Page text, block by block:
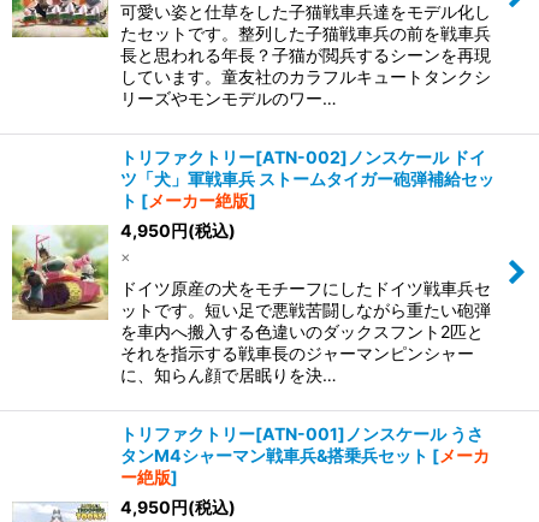
可愛い姿と仕草をした子猫戦車兵達をモデル化し
たセットです。整列した子猫戦車兵の前を戦車兵
長と思われる年長？子猫が閲兵するシーンを再現
しています。童友社のカラフルキュートタンクシ
リーズやモンモデルのワー…
トリファクトリー[ATN-002]ノンスケール ドイ
ツ「犬」軍戦車兵 ストームタイガー砲弾補給セッ
ト [メーカー絶版]
4,950円(税込)
×
ドイツ原産の犬をモチーフにしたドイツ戦車兵セ
ットです。 短い足で悪戦苦闘しながら重たい砲弾
を車内へ搬入する色違いのダックスフント2匹と
それを指示する戦車長のジャーマンピンシャー
に、知らん顔で居眠りを決…
トリファクトリー[ATN-001]ノンスケール うさ
タンM4シャーマン戦車兵&搭乗兵セット [メーカ
ー絶版]
4,950円(税込)